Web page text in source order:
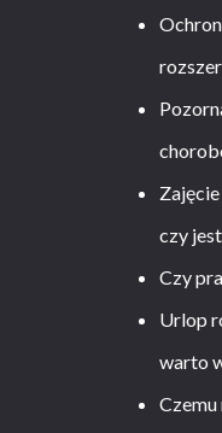
czy
Czy
Urlop
warto
Czemu